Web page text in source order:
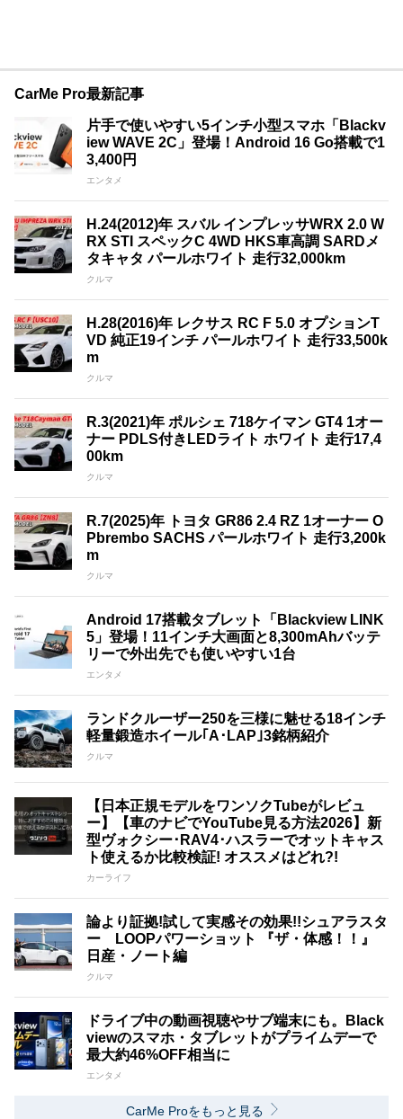
CarMe Pro最新記事
片手で使いやすい5インチ小型スマホ「Blackv
iew WAVE 2C」登場！Android 16 Go搭載で1
3,400円
エンタメ
H.24(2012)年 スバル インプレッサWRX 2.0 W
RX STI スペックC 4WD HKS車高調 SARDメ
タキャタ パールホワイト 走行32,000km
クルマ
H.28(2016)年 レクサス RC F 5.0 オプションT
VD 純正19インチ パールホワイト 走行33,500k
m
クルマ
R.3(2021)年 ポルシェ 718ケイマン GT4 1オー
ナー PDLS付きLEDライト ホワイト 走行17,4
00km
クルマ
R.7(2025)年 トヨタ GR86 2.4 RZ 1オーナー O
Pbrembo SACHS パールホワイト 走行3,200k
m
クルマ
Android 17搭載タブレット「Blackview LINK
5」登場！11インチ大画面と8,300mAhバッテ
リーで外出先でも使いやすい1台
エンタメ
ランドクルーザー250を三様に魅せる18インチ
軽量鍛造ホイール｢A･LAP｣3銘柄紹介
クルマ
【日本正規モデルをワンソクTubeがレビュ
ー】【車のナビでYouTube見る方法2026】新
型ヴォクシー･RAV4･ハスラーでオットキャス
ト使えるか比較検証! オススメはどれ?!
カーライフ
論より証拠!試して実感その効果!!シュアラスタ
ー LOOPパワーショット 『ザ・体感！！』
日産・ノート編
クルマ
ドライブ中の動画視聴やサブ端末にも。Black
viewのスマホ・タブレットがプライムデーで
最大約46%OFF相当に
エンタメ
CarMe Proをもっと見る